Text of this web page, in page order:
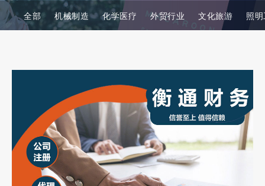
全部 机械制造 化学医疗 外贸行业 文化旅游 照